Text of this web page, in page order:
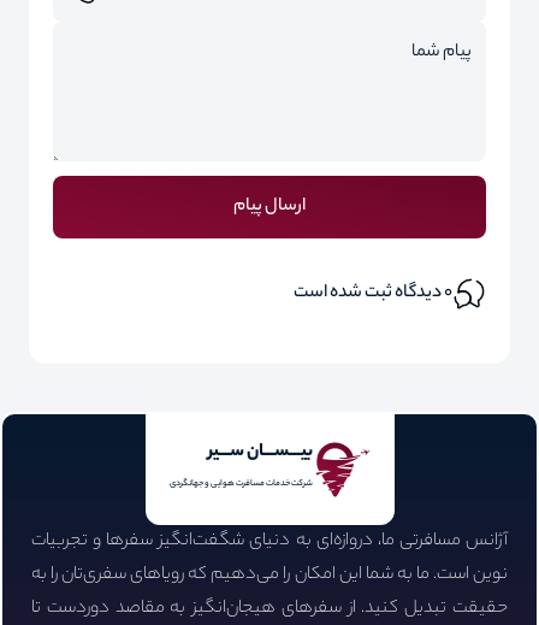
ارسال پیام
0دیدگاه ثبت شده است
بیـــســـان ســـیر
شرکت خدمات مسافرت هوایی و جهانگردی
آژانس مسافرتی ما، دروازه‌ای به دنیای شگفت‌انگیز سفرها و تجربیات
نوین است. ما به شما این امکان را می‌دهیم که رویاهای سفری‌تان را به
حقیقت تبدیل کنید. از سفرهای هیجان‌انگیز به مقاصد دوردست تا